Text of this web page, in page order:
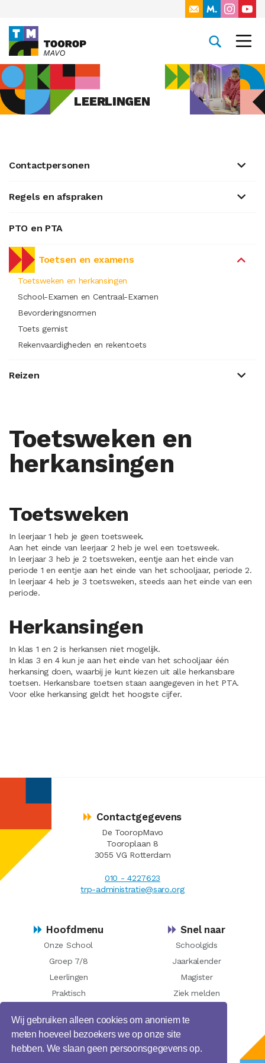
Wij gebruiken alleen cookies om anoniem te
meten hoeveel bezoekers we op onze site
hebben. We slaan geen persoonsgegevens op.
LEERLINGEN
Contactpersonen
Regels en afspraken
PTO en PTA
Toetsen en examens
Toetsweken en herkansingen
School-Examen en Centraal-Examen
Bevorderingsnormen
Toets gemist
Rekenvaardigheden en rekentoets
Reizen
Toetsweken en
herkansingen
Toetsweken
In leerjaar 1 heb je geen toetsweek.
Aan het einde van leerjaar 2 heb je wel een toetsweek.
In leerjaar 3 heb je 2 toetsweken, eentje aan het einde van
periode 1 en eentje aan het einde van het schooljaar, periode 2.
In leerjaar 4 heb je 3 toetsweken, steeds aan het einde van een
periode.
Herkansingen
In klas 1 en 2 is herkansen niet mogelijk.
In klas 3 en 4 kun je aan het einde van het schooljaar één
herkansing doen, waarbij je kunt kiezen uit alle herkansbare
toetsen. Herkansbare toetsen staan aangegeven in het PTA.
Voor elke herkansing geldt het hoogste cijfer.
Contactgegevens
De TooropMavo
Tooroplaan 8
3055 VG Rotterdam
010 - 4227623
trp-administratie@saro.org
Hoofdmenu
Onze School
Groep 7/8
Leerlingen
Praktisch
Contact
Snel naar
Schoolgids
Jaarkalender
Magister
Ziek melden